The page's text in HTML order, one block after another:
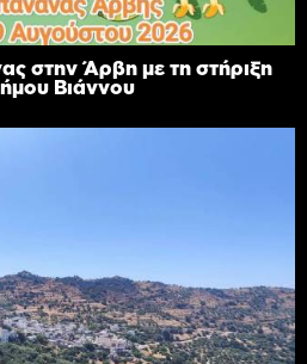
στην Άρβη με τη στήριξη
Βιάννου